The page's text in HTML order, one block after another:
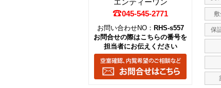
保
エンティーワン
045-545-2771
お問い合わせNO： RHS-s557
お問合せの際はこちらの番号を
担当者にお伝えください